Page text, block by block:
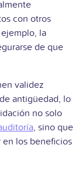
con otros
la
de que
validez
antigüedad, lo
no solo
, sino que
los beneficios